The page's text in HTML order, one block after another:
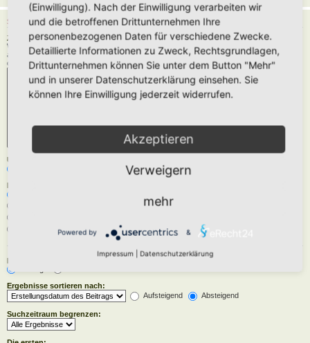
SUCHOPTIONEN
Zu durchsuchende Foren:
Wähle das Forum oder die Foren aus, in denen gesucht werden soll. Unterforen werden
automatisch mit durchsucht, sofern du die Option „Unterforen durchsuchen“ unten nicht
deaktivierst.
Unterforen durchsuchen:
Innerhalb suchen:
Nur im ersten Beitrag der Themen
Ergebnisse anzeigen als:
Ergebnisse sortieren nach:
Aufsteigend
Absteigend
Suchzeitraum begrenzen:
(Einwilligung). Nach der Einwilligung verarbeiten wir
und die betroffenen Drittunternehmen Ihre
personenbezogenen Daten für verschiedene Zwecke.
Detaillierte Informationen zu Zweck, Rechtsgrundlagen,
Drittunternehmen können Sie unter dem Button "Mehr"
und in unserer Datenschutzerklärung einsehen. Sie
können Ihre Einwilligung jederzeit widerrufen.
Akzeptieren
Verweigern
mehr
Powered by &
Impressum Datenschutzerklärung